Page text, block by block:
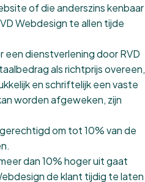
of die anderszins kenbaar
Webdesign te allen tijde
een dienstverlening door RVD
als richtprijs overeen,
en schriftelijk een vaste
worden afgeweken, zijn
om tot 10% van de
dan 10% hoger uit gaat
de klant tijdig te laten